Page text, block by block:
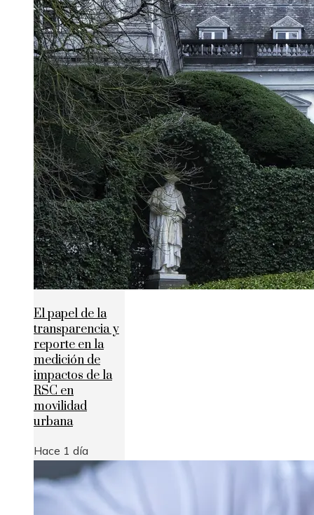
El papel de la
transparencia y
reporte en la
medición de
impactos de la
RSC en
movilidad
urbana
Hace 1 día